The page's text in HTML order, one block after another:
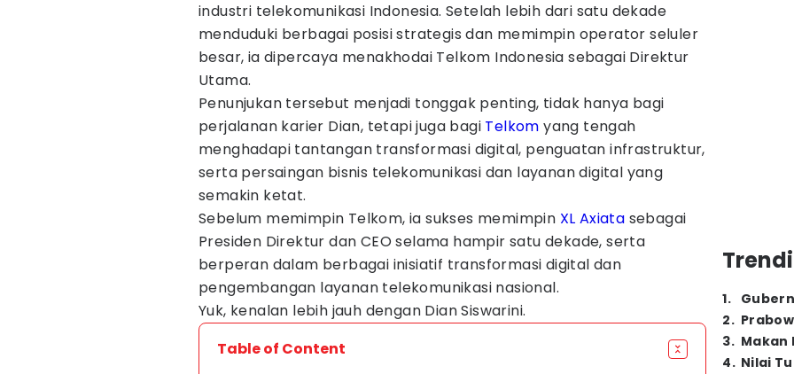
industri telekomunikasi Indonesia. Setelah lebih dari satu dekade
menduduki berbagai posisi strategis dan memimpin operator seluler
besar, ia dipercaya menakhodai Telkom Indonesia sebagai Direktur
Utama.
Penunjukan tersebut menjadi tonggak penting, tidak hanya bagi
perjalanan karier Dian, tetapi juga bagi Telkom yang tengah
menghadapi tantangan transformasi digital, penguatan infrastruktur,
serta persaingan bisnis telekomunikasi dan layanan digital yang
semakin ketat.
Sebelum memimpin Telkom, ia sukses memimpin XL Axiata sebagai
Presiden Direktur dan CEO selama hampir satu dekade, serta
berperan dalam berbagai inisiatif transformasi digital dan
pengembangan layanan telekomunikasi nasional.
Yuk, kenalan lebih jauh dengan Dian Siswarini.
Table of Content
1.
2.
3. Makan
4. Nilai